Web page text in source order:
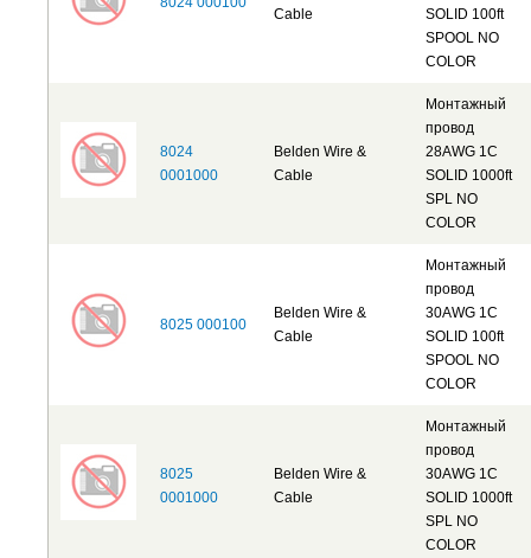
Cable
SOLID 100ft
SPOOL NO
COLOR
8024
0001000
Belden Wire &
Cable
Монтажный
провод
28AWG 1C
SOLID 1000ft
SPL NO
COLOR
8025 000100
Belden Wire &
Cable
Монтажный
провод
30AWG 1C
SOLID 100ft
SPOOL NO
COLOR
8025
0001000
Belden Wire &
Cable
Монтажный
провод
30AWG 1C
SOLID 1000ft
SPL NO
COLOR